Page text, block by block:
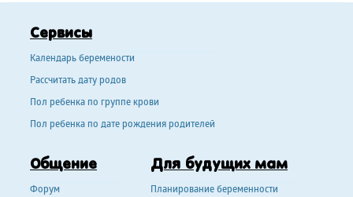
Сервисы
Календарь беремености
Рассчитать дату родов
Пол ребенка по группе крови
Пол ребенка по дате рождения родителей
Общение
Форум
Для будущих мам
Планирование беременности